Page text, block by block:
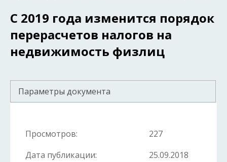
С 2019 года изменится порядок
перерасчетов налогов на
недвижимость физлиц
Параметры документа
Просмотров:
227
Дата публикации:
25.09.2018